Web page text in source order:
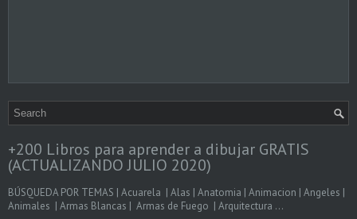
+200 Libros para aprender a dibujar GRATIS
(ACTUALIZANDO JULIO 2020)
BÚSQUEDA POR TEMAS | Acuarela | Alas | Anatomia | Animacion | Angeles |
Animales | Armas Blancas | Armas de Fuego | Arquitectura ...